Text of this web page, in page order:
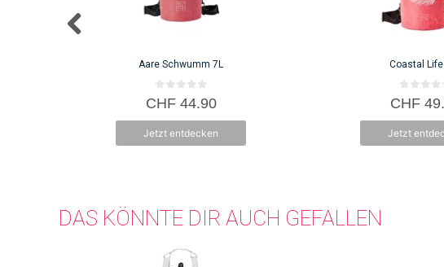
Aare Schwumm 7L
0
v
5
CHF44.90
Jetzt entdecken
Coastal Life
0
v
5
CHF
Jetzt
DAS KÖNNTE DIR AUCH GEFALLEN